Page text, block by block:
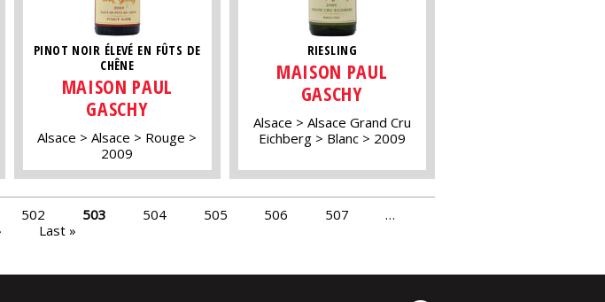
PINOT NOIR ÉLEVÉ EN FÛTS DE
CHÊNE
MAISON PAUL
GASCHY
Alsace Alsace
Rouge
2009
RIESLING
MAISON PAUL
GASCHY
Alsace
Alsace Grand Cru
Eichberg
Blanc 2009
502 503 504 505 506 507
…
Last »